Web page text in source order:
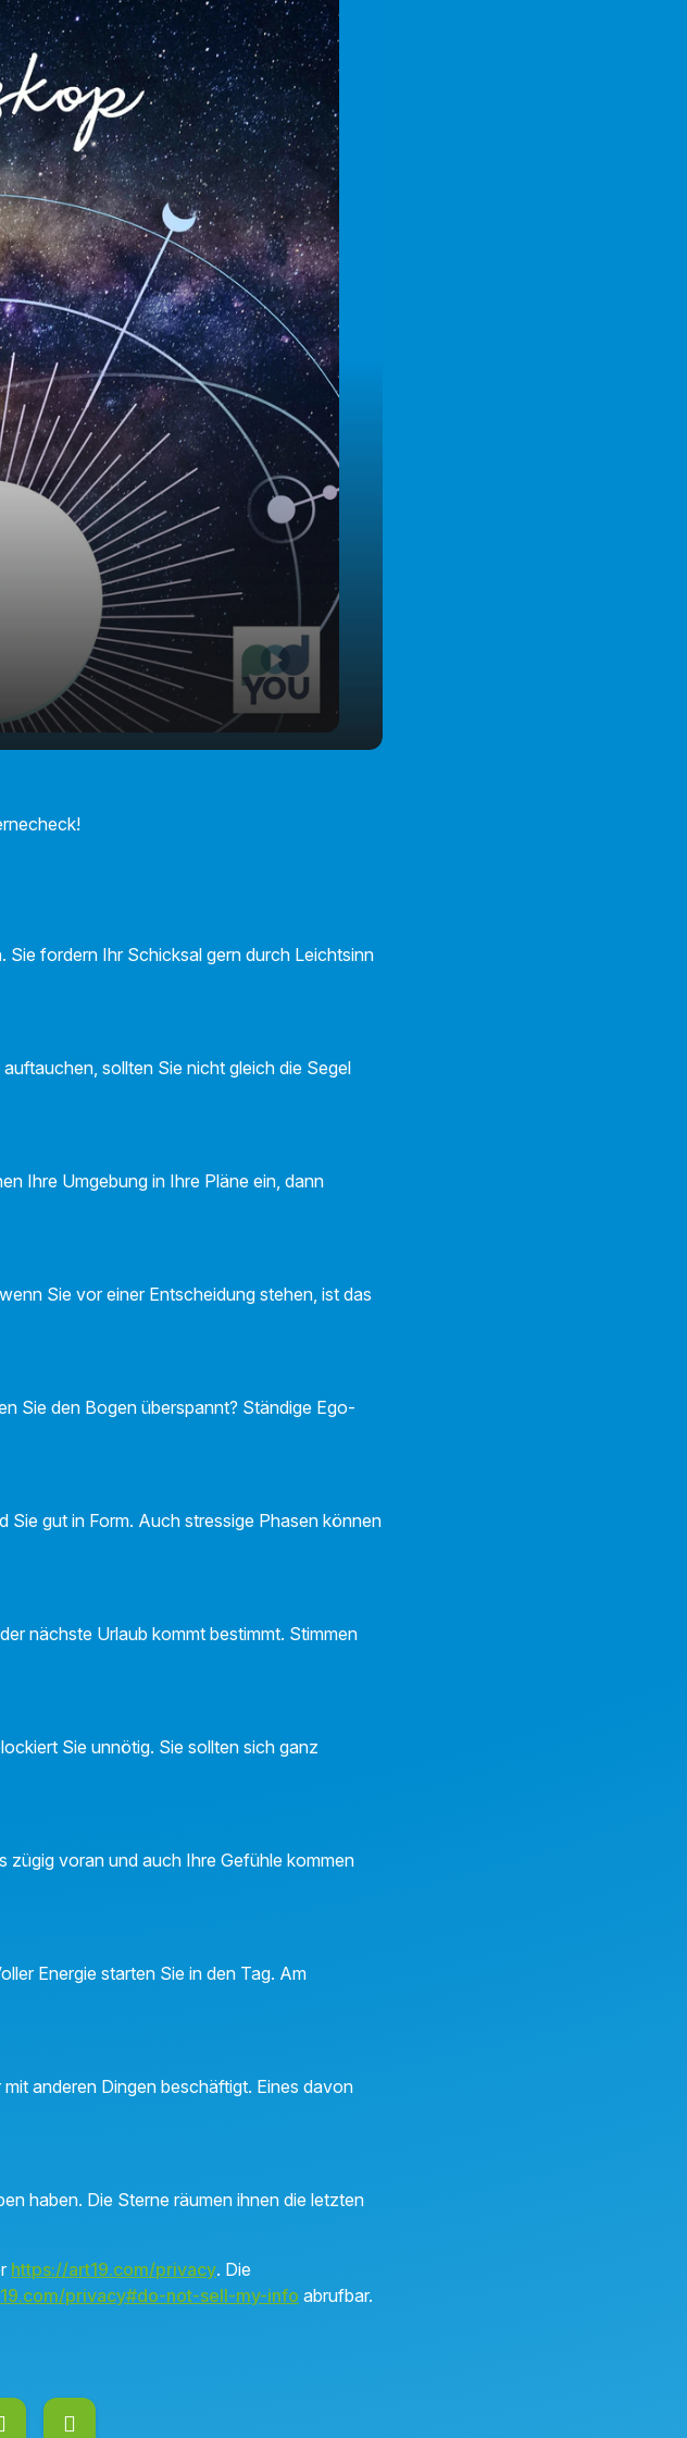
Sie fordern Ihr Schicksal gern durch Leichtsinn
sollten Sie nicht gleich die Segel
Ihre Umgebung in Ihre Pläne ein, dann
Sie vor einer Entscheidung stehen, ist das
Sie den Bogen überspannt? Ständige Ego-
Sie gut in Form. Auch stressige Phasen können
nächste Urlaub kommt bestimmt. Stimmen
Sie unnötig. Sie sollten sich ganz
zügig voran und auch Ihre Gefühle kommen
Energie starten Sie in den Tag. Am
anderen Dingen beschäftigt. Eines davon
haben. Die Sterne räumen ihnen die letzten
https://art19.com/privacy. Die
privacy#do-not-sell-my-info abrufbar.